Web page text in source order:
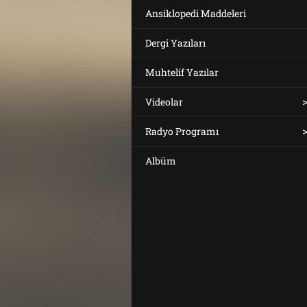
Ansiklopedi Maddeleri
Dergi Yazıları
Muhtelif Yazılar
Videolar
Radyo Programı
Albüm